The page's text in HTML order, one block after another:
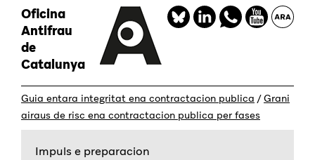
Skip
main
content
Oficina
Antifrau
de
Catalunya
Redes
Guia entara integritat ena contractacion publica /Grani
airaus de risc ena contractacion publica per fases
Impuls e preparacion